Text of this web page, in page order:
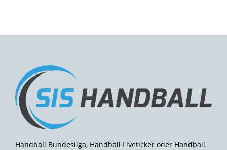
Handball Bundesliga, Handball Liveticker oder Handball